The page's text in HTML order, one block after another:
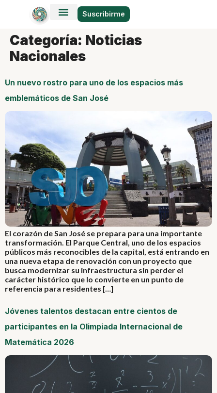
Suscribirme
Categoría: Noticias
Nacionales
Un nuevo rostro para uno de los espacios más
emblemáticos de San José
El corazón de San José se prepara para una importante
transformación. El Parque Central, uno de los espacios
públicos más reconocibles de la capital, está entrando en
una nueva etapa de renovación con un proyecto que
busca modernizar su infraestructura sin perder el
carácter histórico que lo convierte en un punto de
referencia para residentes […]
Jóvenes talentos destacan entre cientos de
participantes en la Olimpiada Internacional de
Matemática 2026